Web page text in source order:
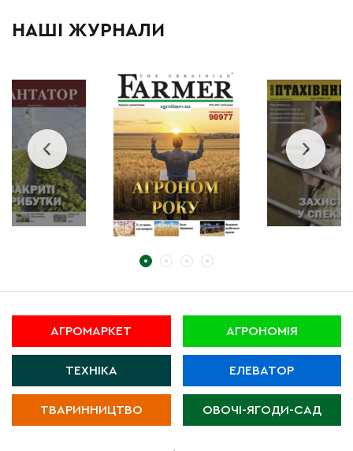
НАШІ ЖУРНАЛИ
АГРОМАРКЕТ АГРОНОМІЯ
ТЕХНІКА ЕЛЕВАТОР
ТВАРИННИЦТВО ОВОЧІ-ЯГОДИ-САД